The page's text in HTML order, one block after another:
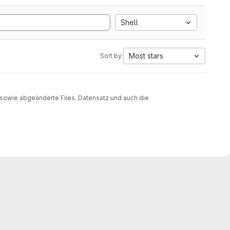
Shell
Sort by: Most stars
abgeänderte Files. Datensatz und auch die